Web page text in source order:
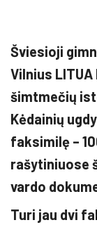
Šviesioji
Vilnius
šimtmečių
Kėdainių
faksimilę –
rašytiniuose
vardo
Turi jau dvi